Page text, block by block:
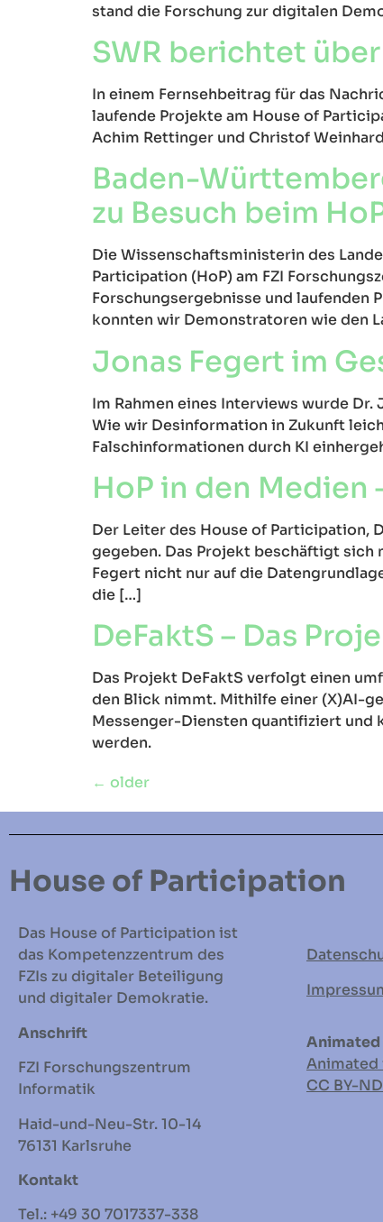
stand die Forschung zur digitalen
SWR berichtet
In einem Fernsehbeitrag für das
laufende Projekte am House of
Achim Rettinger und Christof
Baden-
zu Besuch beim
Die Wissenschaftsministerin des
Participation (HoP) am FZI
Forschungsergebnisse und laufenden
konnten wir Demonstratoren wie den
Jonas Fegert im
Im Rahmen eines Interviews wurde Dr.
Wie wir Desinformation in Zukunft
Falschinformationen durch KI
HoP in den Medien
Der Leiter des House of Participation,
gegeben. Das Projekt beschäftigt sich
Fegert nicht nur auf die
die […]
DeFaktS – Das
Das Projekt DeFaktS verfolgt einen
den Blick nimmt. Mithilfe einer (X)AI-
Messenger-Diensten quantifiziert und
werden.
← older
House of Participation
Das House of Participation ist
das Kompetenzzentrum des
FZIs zu digitaler Beteiligung
und digitaler Demokratie.
Anschrift
FZI Forschungszentrum
Informatik
Haid-und-Neu-Str. 10-14
76131 Karlsruhe
Kontakt
Tel.: +49 30 7017337-338
Animated
Animated
CC BY-ND